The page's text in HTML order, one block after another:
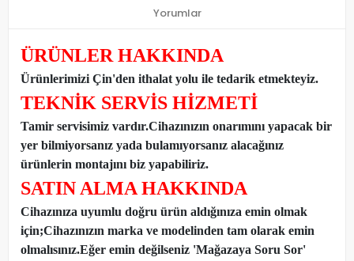
Yorumlar
ÜRÜNLER HAKKINDA
Ürünlerimizi Çin'den ithalat yolu ile tedarik etmekteyiz.
TEKNİK SERVİS HİZMETİ
Tamir servisimiz vardır.Cihazınızın onarımını yapacak bir
yer bilmiyorsanız yada bulamıyorsanız alacağınız
ürünlerin montajını biz yapabiliriz.
SATIN ALMA HAKKINDA
Cihazınıza uyumlu doğru ürün aldığınıza emin olmak
için;Cihazınızın marka ve modelinden tam olarak emin
olmalısınız.Eğer emin değilseniz 'Mağazaya Soru Sor'